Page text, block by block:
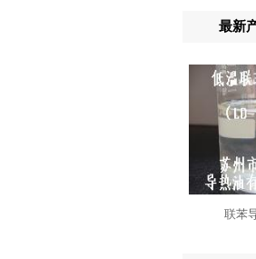
最新
联苯